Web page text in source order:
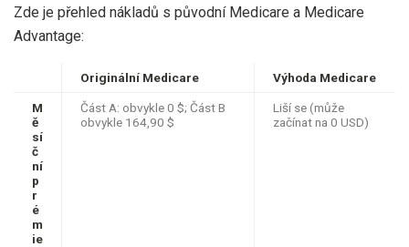
Zde je přehled nákladů s původní Medicare a Medicare
Advantage:
Originální Medicare Výhoda Medicare
M
ě
sí
č
ní
p
r
é
m
ie
Část A: obvykle 0 $; Část B
obvykle 164,90 $
Liší se (může
začínat na 0 USD)